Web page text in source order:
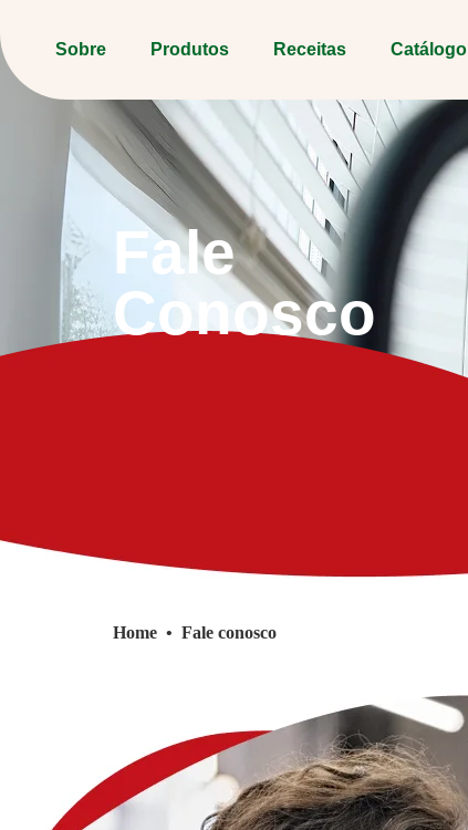
Sobre Produtos Receitas Catálogo
Fale
Conosco
Home • Fale conosco